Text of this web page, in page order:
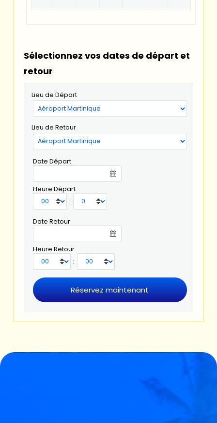
Sélectionnez vos dates de départ et
retour
Lieu de Départ
Lieu de Retour
Date Départ
Heure Départ
:
Date Retour
Heure Retour
: